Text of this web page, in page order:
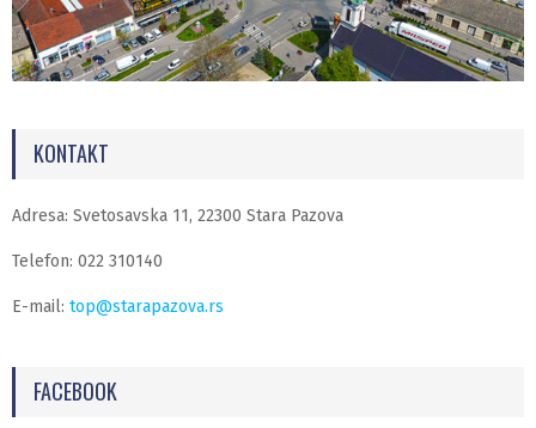
KONTAKT
Adresa: Svetosavska 11, 22300 Stara Pazova
Telefon: 022 310140
E-mail: top@starapazova.rs
FACEBOOK